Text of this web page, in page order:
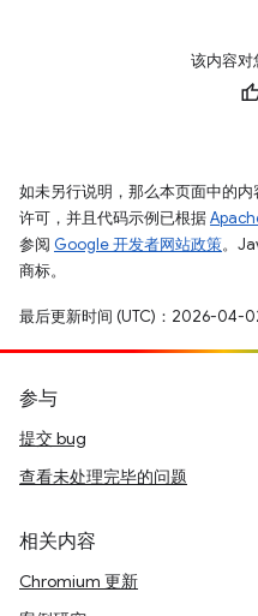
该内容对
如未另行说明，那么本页面中的内
许可，并且代码示例已根据
参阅 Google 开发者网站政策。
商标。
最后更新时间 (UTC)：2026-04-
参与
提交 bug
查看未处理完毕的问题
相关内容
Chromium 更新